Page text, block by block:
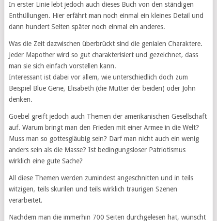
In erster Linie lebt jedoch auch dieses Buch von den ständigen
Enthüllungen. Hier erfährt man noch einmal ein kleines Detail und
dann hundert Seiten später noch einmal ein anderes.
Was die Zeit dazwischen überbrückt sind die genialen Charaktere.
Jeder Mapother wird so gut charakterisiert und gezeichnet, dass
man sie sich einfach vorstellen kann.
Interessant ist dabei vor allem, wie unterschiedlich doch zum
Beispiel Blue Gene, Elisabeth (die Mutter der beiden) oder John
denken.
Goebel greift jedoch auch Themen der amerikanischen Gesellschaft
auf. Warum bringt man den Frieden mit einer Armee in die Welt?
Muss man so gottesgläubig sein? Darf man nicht auch ein wenig
anders sein als die Masse? Ist bedingungsloser Patriotismus
wirklich eine gute Sache?
All diese Themen werden zumindest angeschnitten und in teils
witzigen, teils skurilen und teils wirklich traurigen Szenen
verarbeitet.
Nachdem man die immerhin 700 Seiten durchgelesen hat, wünscht